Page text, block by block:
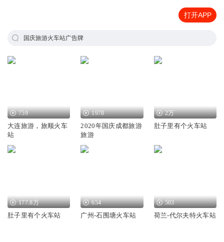
打开APP
国庆旅游火车站广告牌
759
大连旅游，旅顺火车
站
1978
2020年国庆成都旅游
旅游
2万
肚子里有个火车站
177.8万
肚子里有个火车站
654
广州-石围塘火车站
503
荷兰-代尔夫特火车站